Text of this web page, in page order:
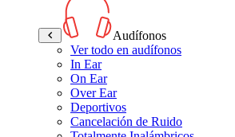
Audífonos
Ver todo en audífonos
In Ear
On Ear
Over Ear
Deportivos
Cancelación de Ruido